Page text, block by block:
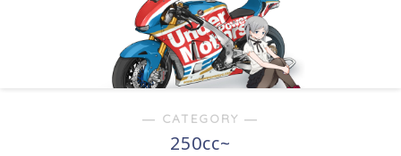
― CATEGORY ―
250cc~